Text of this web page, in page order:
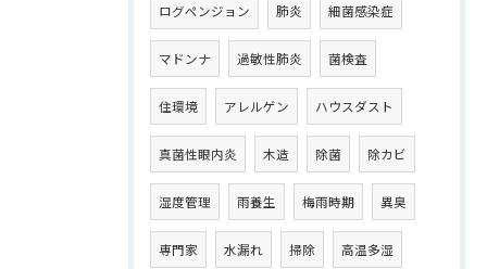
ログペンジョン 肺炎 細菌感染症
マドンナ 過敏性肺炎 菌検査
住環境 アレルゲン ハウスダスト
真菌性眼内炎 木造 除菌 除カビ
湿度管理 雨養生 梅雨時期 異臭
専門家 水漏れ 掃除 高温多湿